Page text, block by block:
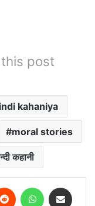
post
kahaniya
moral stories
कहानी
Reddit WhatsApp